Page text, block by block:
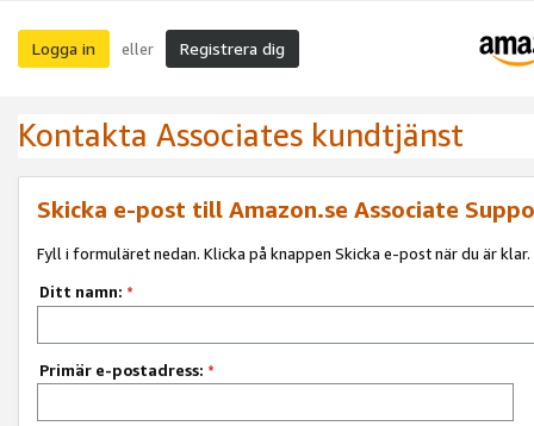
Logga in eller Registrera dig
Kontakta Associates kundtjänst
Skicka e-post till Amazon.se Associate
Fyll i formuläret nedan. Klicka på knappen Skicka e-post när du är klar.
Ditt namn: *
Primär e-postadress: *